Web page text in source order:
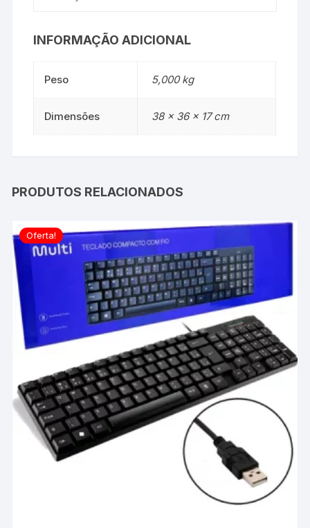
INFORMAÇÃO ADICIONAL
Peso 5,000 kg
Dimensões 38 × 36 × 17 cm
PRODUTOS RELACIONADOS
Oferta!